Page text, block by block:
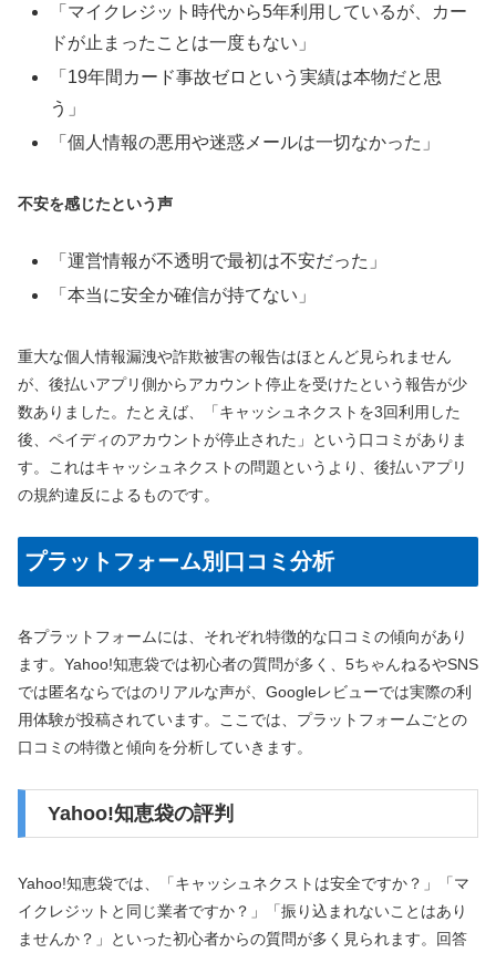
「マイクレジット時代から5年利用しているが、カー
ドが止まったことは一度もない」
「19年間カード事故ゼロという実績は本物だと思
う」
「個人情報の悪用や迷惑メールは一切なかった」
不安を感じたという声
「運営情報が不透明で最初は不安だった」
「本当に安全か確信が持てない」
重大な個人情報漏洩や詐欺被害の報告はほとんど見られません
が、後払いアプリ側からアカウント停止を受けたという報告が少
数ありました。たとえば、「キャッシュネクストを3回利用した
後、ペイディのアカウントが停止された」という口コミがありま
す。これはキャッシュネクストの問題というより、後払いアプリ
の規約違反によるものです。
プラットフォーム別口コミ分析
各プラットフォームには、それぞれ特徴的な口コミの傾向があり
ます。Yahoo!知恵袋では初心者の質問が多く、5ちゃんねるやSNS
では匿名ならではのリアルな声が、Googleレビューでは実際の利
用体験が投稿されています。ここでは、プラットフォームごとの
口コミの特徴と傾向を分析していきます。
Yahoo!知恵袋の評判
Yahoo!知恵袋では、「キャッシュネクストは安全ですか？」「マ
イクレジットと同じ業者ですか？」「振り込まれないことはあり
ませんか？」といった初心者からの質問が多く見られます。回答